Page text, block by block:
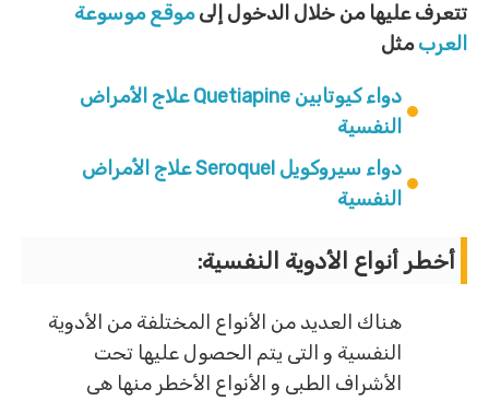
تتعرف عليها من خلال الدخول إلىموقع موسوعة
العربمثل
دواء كيوتابين Quetiapine علاج الأمراض
النفسية
دواء سيروكويل Seroquel علاج الأمراض
النفسية
أخطر أنواع الأدوية النفسية:
هناك العديد من الأنواع المختلفة من الأدوية
النفسية و التى يتم الحصول عليها تحت
الأشراف الطبى و الأنواع الأخطر منها هى